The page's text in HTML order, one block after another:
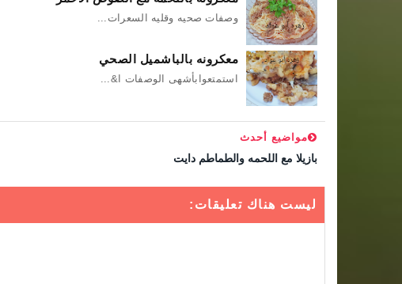
وصفات صحيه وقليه السعرات...
معكرونه بالباشميل الصحي
استمتعوابأشهى الوصفات ا&...
مواضيع أحدث
بازيلا مع اللحمه والطماطم دايت
ليست هناك تعليقات: